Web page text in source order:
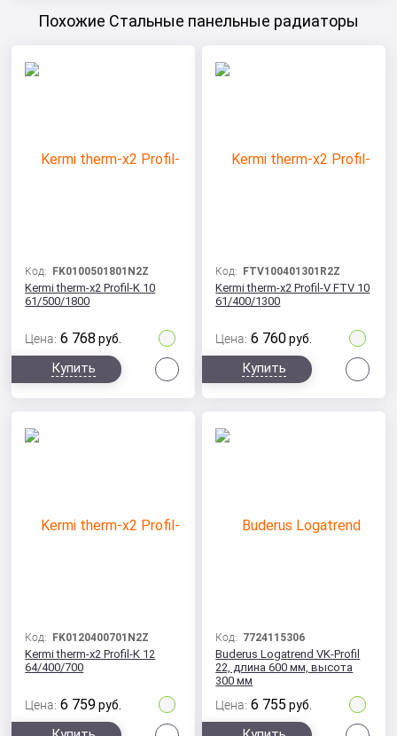
Похожие Стальные панельные радиаторы
Код: FK0100501801N2Z
Kermi therm-x2 Profil-K 10
61/500/1800
Цена: 6 768 руб.
Купить
Код: FTV100401301R2Z
Kermi therm-x2 Profil-V FTV 10
61/400/1300
Цена: 6 760 руб.
Купить
Код: FK0120400701N2Z
Kermi therm-x2 Profil-K 12
64/400/700
Цена: 6 759 руб.
Код: 7724115306
Buderus Logatrend VK-Profil
22, длина 600 мм, высота
300 мм
Цена: 6 755 руб.